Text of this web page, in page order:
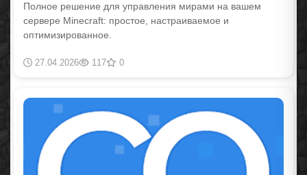
Полное решение для управления мирами на вашем
сервере Minecraft: простое, настраиваемое и
оптимизированное.
27.04.2026 117 0